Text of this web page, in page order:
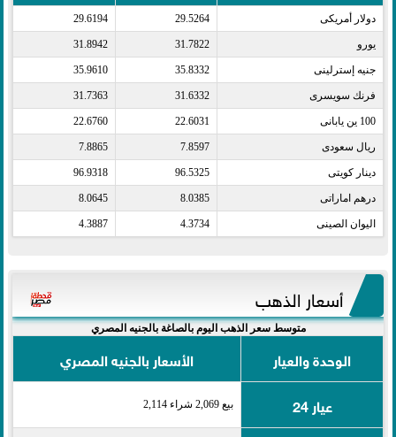
دولار أمريكى​ 29.5264
29.6194
يورو​ 31.7822
31.8942
جنيه إسترلينى​ 35.8332
35.9610
فرنك سويسرى​ 31.6332
31.7363
100 ين يابانى​ 22.6031
22.6760
ريال سعودى​ 7.8597
7.8865
دينار كويتى​ 96.5325
96.9318
درهم اماراتى​ 8.0385
8.0645
اليوان الصينى​ 4.3734
4.3887
أسعار الذهب
متوسط سعر الذهب اليوم بالصاغة بالجنيه المصري
الوحدة والعيار
الأسعار بالجنيه المصري
عيار 24
بيع 2,069 شراء 2,114